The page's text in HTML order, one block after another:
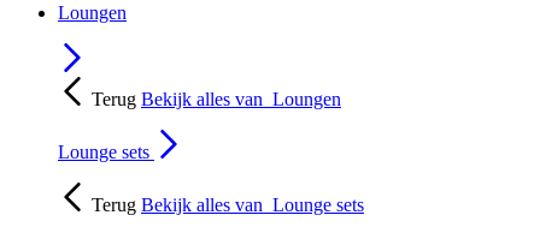
Loungen
Terug Bekijk alles van Loungen
Lounge sets
Terug Bekijk alles van Lounge sets